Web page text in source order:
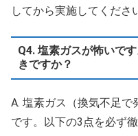
してから実施してくださ
Q4. 塩素ガスが怖いで
きですか？
A. 塩素ガス（換気不足
です。以下の3点を必ず